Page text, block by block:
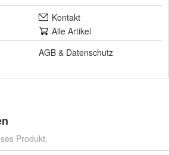
Kontakt
Alle Artikel
AGB & Datenschutz
Produkt.